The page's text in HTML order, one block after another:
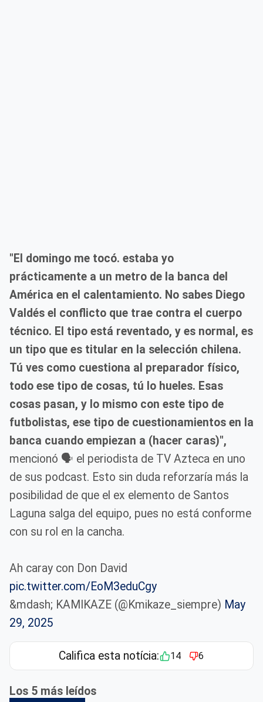
"El domingo me tocó. estaba yo
prácticamente a un metro de la banca del
América en el calentamiento. No sabes Diego
Valdés el conflicto que trae contra el cuerpo
técnico. El tipo está reventado, y es normal, es
un tipo que es titular en la selección chilena.
Tú ves como cuestiona al preparador físico,
todo ese tipo de cosas, tú lo hueles. Esas
cosas pasan, y lo mismo con este tipo de
futbolistas, ese tipo de cuestionamientos en la
banca cuando empiezan a (hacer caras)",
mencionó 🗣️ el periodista de TV Azteca en uno
de sus podcast. Esto sin duda reforzaría más la
posibilidad de que el ex elemento de Santos
Laguna salga del equipo, pues no está conforme
con su rol en la cancha.
Ah caray con Don David
pic.twitter.com/EoM3eduCgy
&mdash; KAMIKAZE (@Kmikaze_siempre) May
29, 2025
Califica esta notícia: 14 6
Los 5 más leídos